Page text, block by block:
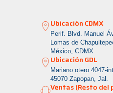
Ubicación CDMX
Perif. Blvd. Manuel
Lomas de
México, CDMX
Ubicación GDL
Mariano otero 4047-
45070 Zapopan, Jal.
Ventas (Resto del